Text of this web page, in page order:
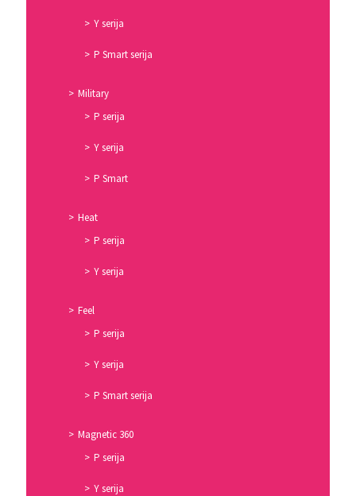
Y serija
P Smart serija
Military
P serija
Y serija
P Smart
Heat
P serija
Y serija
Feel
P serija
Y serija
P Smart serija
Magnetic 360
P serija
Y serija